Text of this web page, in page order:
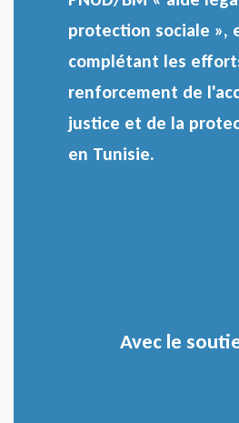
protection sociale »,
complétant les
renforcement de
justice et de la
en Tunisie.
Avec le